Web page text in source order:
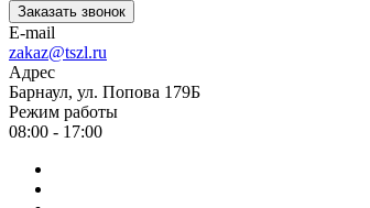
Заказать звонок
E-mail
zakaz@tszl.ru
Адрес
Барнаул, ул. Попова 179Б
Режим работы
08:00 - 17:00